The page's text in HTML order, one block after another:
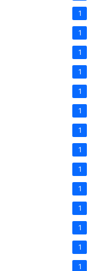
1
1
1
1
1
1
1
1
1
1
1
1
1
1